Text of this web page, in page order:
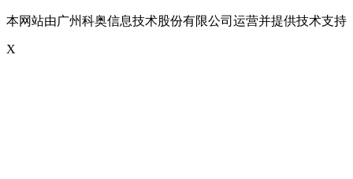
本网站由广州科奥信息技术股份有限公司运营并提供技术支持
X